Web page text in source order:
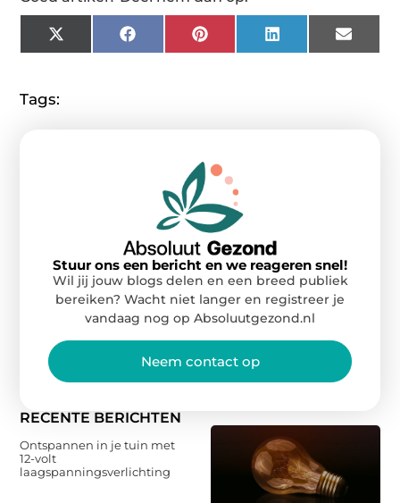
X
(Twitter)
FacebookPinterestLinkedInEmail
Tags:
RECENTE BERICHTEN
Ontspannen in je tuin met
12-volt
laagspanningsverlichting
Stuur ons een bericht en we reageren snel!
Wil jij jouw blogs delen en een breed publiek
bereiken? Wacht niet langer en registreer je
vandaag nog op Absoluutgezond.nl
Neem contact op